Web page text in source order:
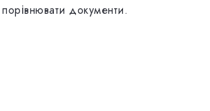
документи.